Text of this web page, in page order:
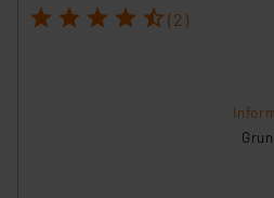
1 2 3 4 5 (2)